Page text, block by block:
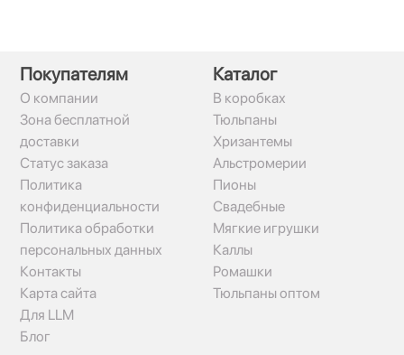
Покупателям
О компании
Зона бесплатной
доставки
Статус заказа
Политика
конфиденциальности
Политика обработки
персональных данных
Контакты
Карта сайта
Для LLM
Блог
Каталог
В коробках
Тюльпаны
Хризантемы
Альстромерии
Пионы
Свадебные
Мягкие игрушки
Каллы
Ромашки
Тюльпаны оптом